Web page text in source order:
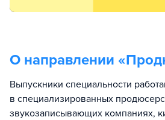
О направлении «
Выпускники специальности
в специализированных
звукозаписывающих компаниях,